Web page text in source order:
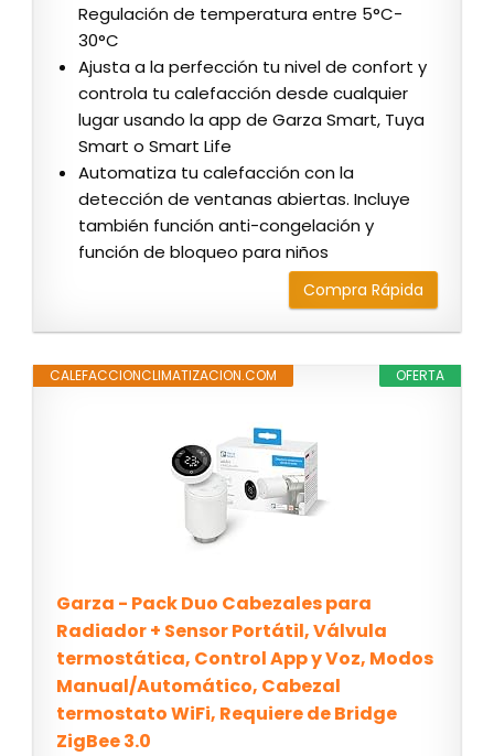
Regulación de temperatura entre 5°C-
30°C
Ajusta a la perfección tu nivel de confort y
controla tu calefacción desde cualquier
lugar usando la app de Garza Smart, Tuya
Smart o Smart Life
Automatiza tu calefacción con la
detección de ventanas abiertas. Incluye
también función anti-congelación y
función de bloqueo para niños
Compra Rápida
OFERTA
CALEFACCIONCLIMATIZACION.COM
Garza - Pack Duo Cabezales para
Radiador + Sensor Portátil, Válvula
termostática, Control App y Voz, Modos
Manual/Automático, Cabezal
termostato WiFi, Requiere de Bridge
ZigBee 3.0